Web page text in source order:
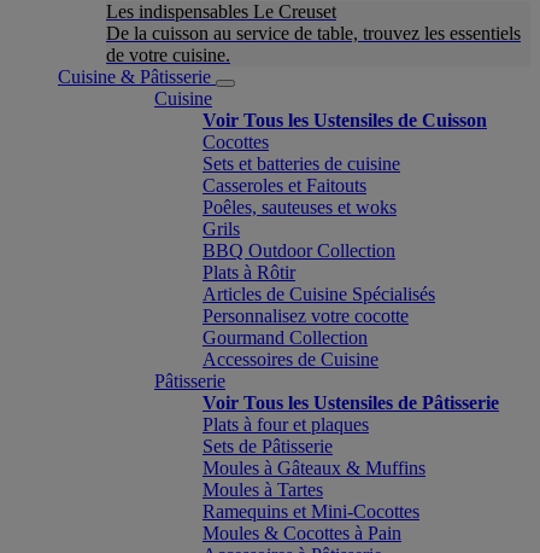
Les indispensables Le Creuset
De la cuisson au service de table, trouvez les essentiels
de votre cuisine.
Cuisine & Pâtisserie
Cuisine
Voir Tous les Ustensiles de Cuisson
Cocottes
Sets et batteries de cuisine
Casseroles et Faitouts
Poêles, sauteuses et woks
Grils
BBQ Outdoor Collection
Plats à Rôtir
Articles de Cuisine Spécialisés
Personnalisez votre cocotte
Gourmand Collection
Accessoires de Cuisine
Pâtisserie
Voir Tous les Ustensiles de Pâtisserie
Plats à four et plaques
Sets de Pâtisserie
Moules à Gâteaux & Muffins
Moules à Tartes
Ramequins et Mini-Cocottes
Moules & Cocottes à Pain